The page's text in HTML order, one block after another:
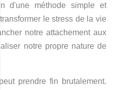
d'une méthode simple et
le stress de la vie
notre attachement aux
notre propre nature de
prendre fin brutalement.